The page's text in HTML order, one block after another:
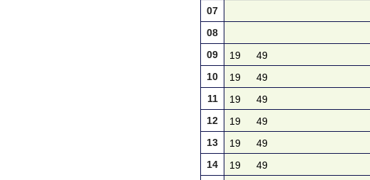
07
08
09
19 49
10
19 49
11
19 49
12
19 49
13
19 49
14
19 49